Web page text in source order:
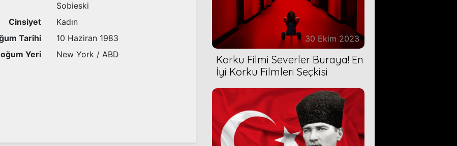
Sobieski
Cinsiyet
Kadın
Tarihi
10 Haziran 1983
Yeri
New York / ABD
30 Ekim 2023
Korku Filmi Severler Buraya! En
İyi Korku Filmleri Seçkisi